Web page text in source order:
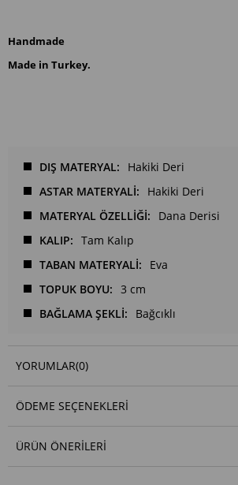
Handmade
Made in Turkey.
DIŞ MATERYAL
Hakiki Deri
ASTAR MATERYALİ
Hakiki Deri
MATERYAL ÖZELLİĞİ
Dana Derisi
KALIP
Tam Kalıp
TABAN MATERYALİ
Eva
TOPUK BOYU
3 cm
BAĞLAMA ŞEKLİ
Bağcıklı
YORUMLAR(0)
ÖDEME SEÇENEKLERI
ÜRÜN ÖNERILERI